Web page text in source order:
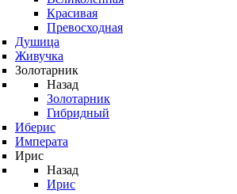
Красивая
Превосходная
Душица
Живучка
Золотарник
Назад
Золотарник
Гибридный
Иберис
Императа
Ирис
Назад
Ирис